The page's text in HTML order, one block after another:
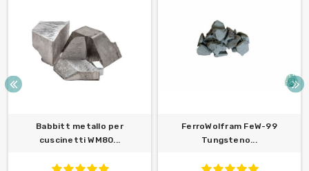
Babbitt metallo per
cuscinetti WM80...
FerroWolfram FeW-99
Tungsteno...